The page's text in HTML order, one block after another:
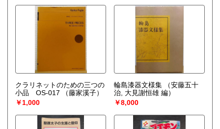
クラリネットのための三つの
小品 OS-017
（藤家溪子）
￥1,000
輪島漆器文様集
（安藤五十
治, 大見謝恒雄 編）
￥8,000